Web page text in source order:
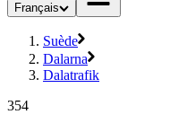
Français
Suède
Dalarna
Dalatrafik
354